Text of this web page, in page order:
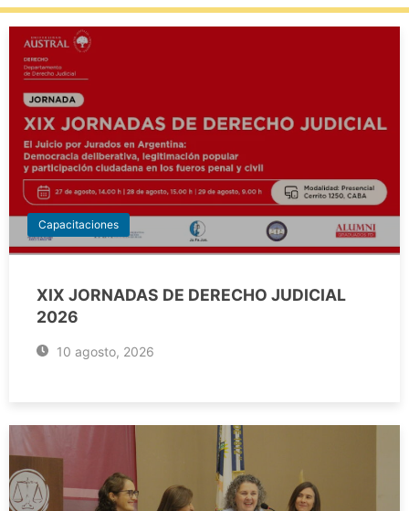
Capacitaciones
XIX JORNADAS DE DERECHO JUDICIAL
2026
10 agosto, 2026